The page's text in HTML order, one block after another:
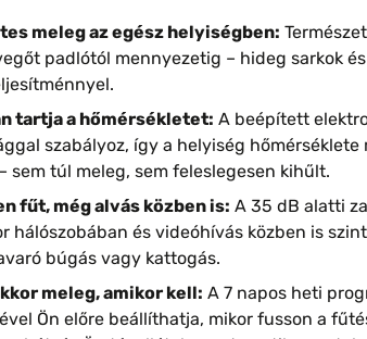
meleg az egész helyiségben:
padlótól mennyezetig – hideg sarkok
tartja a hőmérsékletet: A beépített
szabályoz, így a helyiség
sem túl meleg, sem feleslegesen kihűlt.
fűt, még alvás közben is: A 35 dB alatti
hálószobában és videóhívás közben is
búgás vagy kattogás.
meleg, amikor kell: A 7 napos heti
Ön előre beállíthatja, mikor fusson a